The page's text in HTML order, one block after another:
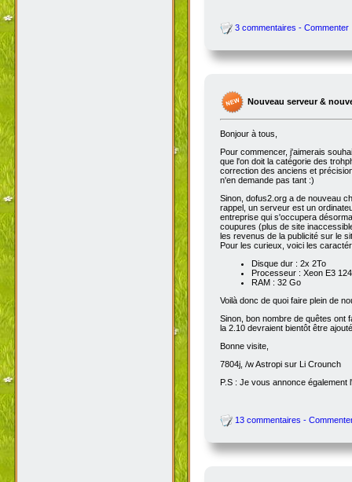
3 commentaires - Commenter
Nouveau serveur &
Bonjour à tous,
Pour commencer, j'aimerais
que l'on doit la catégorie des
correction des anciens et
n'en demande pas tant :)
Sinon, dofus2.org a de nouveau
rappel, un serveur est un
entreprise qui s'occupera
coupures (plus de site
les revenus de la publicité sur le
Pour les curieux, voici les
Disque dur : 2x 2To
Processeur : Xeon E3
RAM : 32 Go
Voilà donc de quoi faire plein de
Sinon, bon nombre de quêtes ont
la 2.10 devraient bientôt être
Bonne visite,
7804j, /w Astropi sur Li Crounch
P.S : Je vous annonce
13 commentaires -